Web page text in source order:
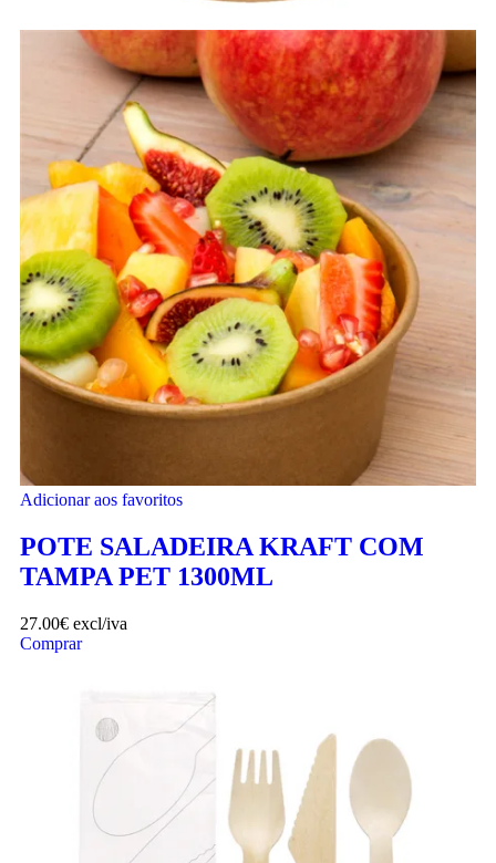
Adicionar aos favoritos
POTE SALADEIRA KRAFT COM
TAMPA PET 1300ML
27.00€ excl/iva
Comprar